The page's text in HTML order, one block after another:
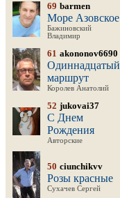
69 barmen
Море Азовское
Бажиновский
Владимир
61 akononov6690
Одиннадцатый
маршрут
Королев Анатолий
52 jukovai37
С Днем
Рождения
Авторские
50 ciunchikvv
Розы красные
Сухачев Сергей